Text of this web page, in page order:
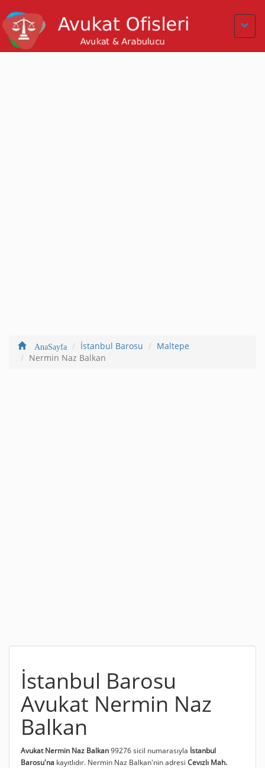
AnaSayfa İstanbul Barosu
Maltepe
Nermin Naz Balkan
İstanbul Barosu
Avukat Nermin Naz
Balkan
Avukat Nermin Naz Balkan99276 sicil numarasıyla İstanbul
Barosu'na kayıtlıdır. Nermin Naz Balkan'nin adresi Cevızlı Mah.